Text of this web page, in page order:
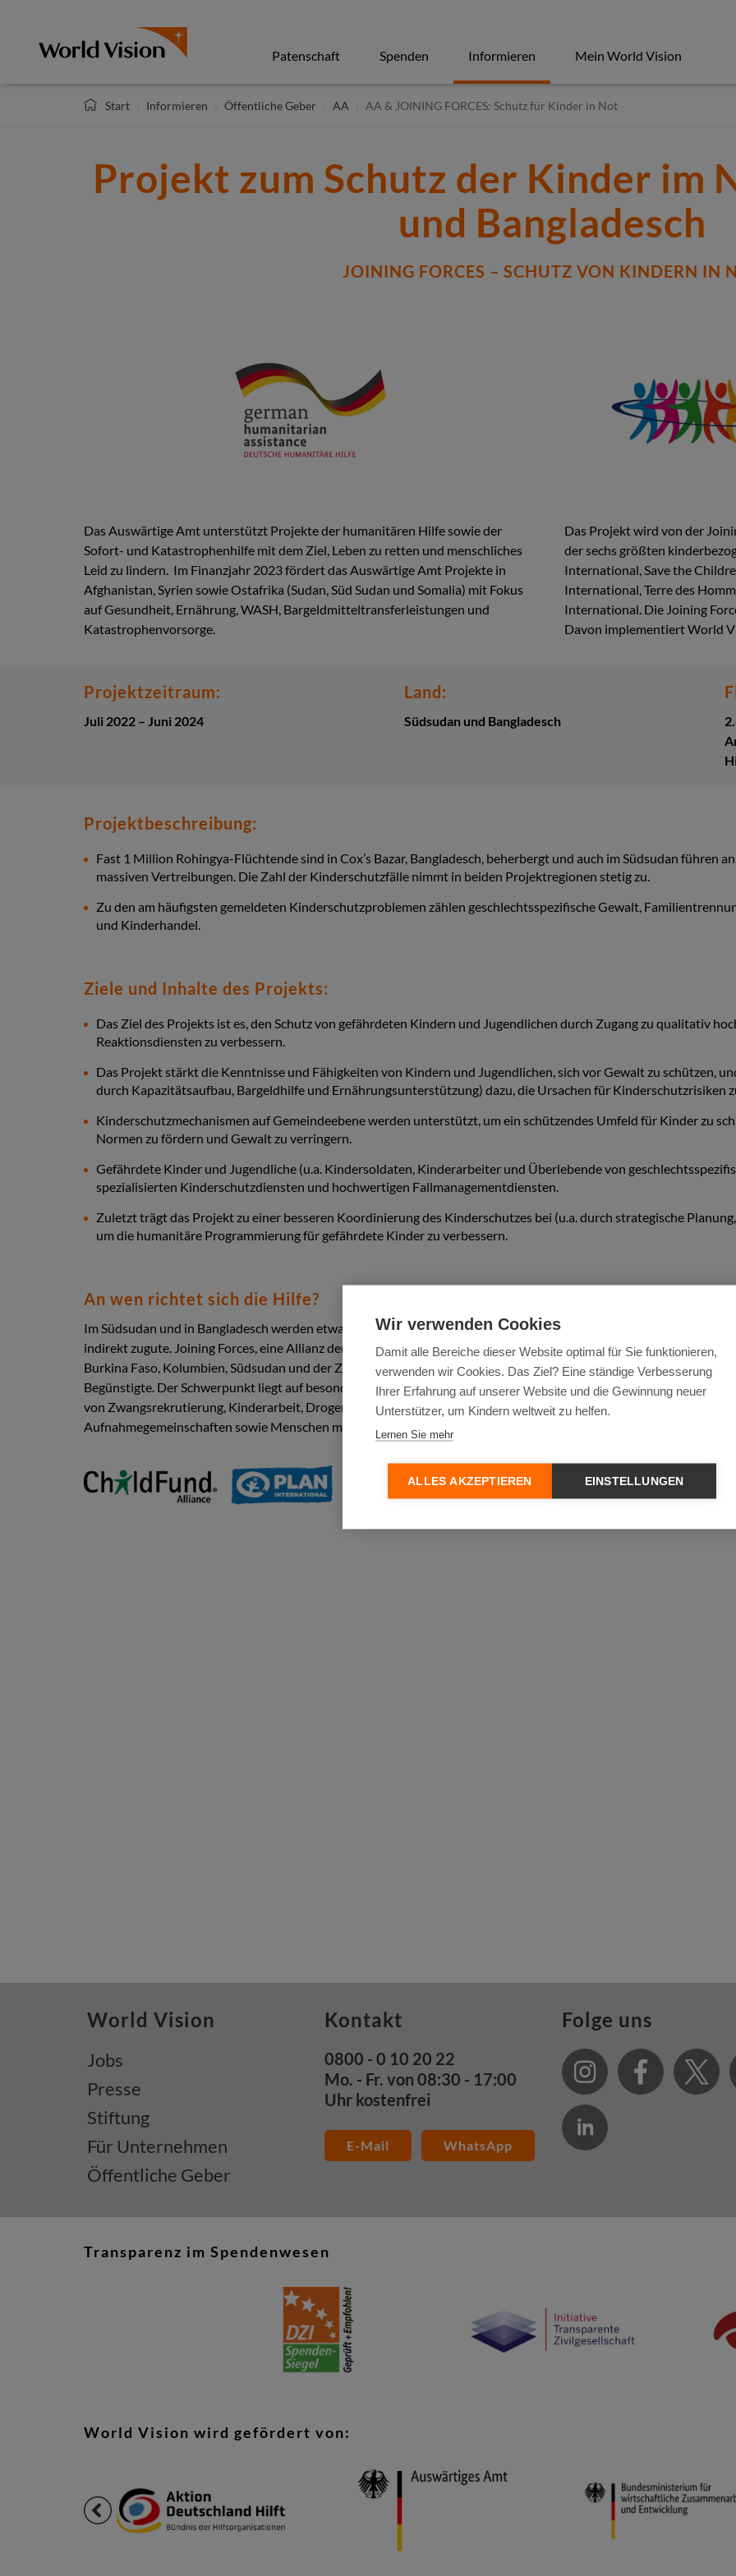
Patenschaft Spenden Informieren Mein World Vision
Start Informieren Öffentliche Geber AA AA & JOINING FORCES: Schutz für Kinder in Not
Projekt zum Schutz der Kinder im
und Bangladesch
JOINING FORCES – SCHUTZ VON KINDERN IN
Das Auswärtige Amt unterstützt Projekte der humanitären Hilfe sowie der
Sofort- und Katastrophenhilfe mit dem Ziel, Leben zu retten und menschliches
Leid zu lindern. Im Finanzjahr 2023 fördert das Auswärtige Amt Projekte in
Afghanistan, Syrien sowie Ostafrika (Sudan, Süd Sudan und Somalia) mit Fokus
auf Gesundheit, Ernährung, WASH, Bargeldmitteltransferleistungen und
Katastrophenvorsorge.
Das Projekt wird von der
der sechs größten
International, Save the
International, Terre des
International. Die Joining
Davon implementiert World
Projektzeitraum:
Juli 2022 – Juni 2024
Land:
Südsudan und Bangladesch
Projektbeschreibung:
Fast 1 Million Rohingya-Flüchtende sind in Cox’s Bazar, Bangladesch, beherbergt und auch im Südsudan führen
massiven Vertreibungen. Die Zahl der Kinderschutzfälle nimmt in beiden Projektregionen stetig zu.
Zu den am häufigsten gemeldeten Kinderschutzproblemen zählen geschlechtsspezifische Gewalt,
und Kinderhandel.
Ziele und Inhalte des Projekts:
Das Ziel des Projekts ist es, den Schutz von gefährdeten Kindern und Jugendlichen durch Zugang zu qualitativ
Reaktionsdiensten zu verbessern.
Das Projekt stärkt die Kenntnisse und Fähigkeiten von Kindern und Jugendlichen, sich vor Gewalt zu schützen,
durch Kapazitätsaufbau, Bargeldhilfe und Ernährungsunterstützung) dazu, die Ursachen für Kinderschutzrisiken
Kinderschutzmechanismen auf Gemeindeebene werden unterstützt, um ein schützendes Umfeld für Kinder zu
Normen zu fördern und Gewalt zu verringern.
Gefährdete Kinder und Jugendliche (u.a. Kindersoldaten, Kinderarbeiter und Überlebende von
spezialisierten Kinderschutzdiensten und hochwertigen Fallmanagementdiensten.
Zuletzt trägt das Projekt zu einer besseren Koordinierung des Kinderschutzes bei (u.a. durch strategische
um die humanitäre Programmierung für gefährdete Kinder zu verbessern.
An wen richtet sich die Hilfe?
Im Südsudan und in Bangladesch werden etwa 90.204 Begünstigte direkt von dem Projekt profitieren. Zudem
indirekt zugute. Joining Forces, eine Allianz der sechs größten Kinderschutzorganisationen der Welt, setzt das
Burkina Faso, Kolumbien, Südsudan und der Zentralafrikanischen Republik) um und erreicht somit insgesamt
Begünstigte. Der Schwerpunkt liegt auf besonders gefährdeten Gruppen, darunter unbegleitete und von ihren
von Zwangsrekrutierung, Kinderarbeit, Drogenhandel oder geschlechtsspezifischer Gewalt betroffen sind,
Aufnahmegemeinschaften sowie Menschen mit Behinderungen.
World Vision
Jobs
Presse
Stiftung
Für Unternehmen
Öffentliche Geber
Kontakt
0800 - 0 10 20 22
Mo. - Fr. von 08:30 - 17:00
Uhr kostenfrei
E-Mail WhatsApp
Folge uns
Transparenz im Spendenwesen
World Vision wird gefördert von:
Wir verwenden Cookies
Damit alle Bereiche dieser Website optimal für Sie funktionieren,
verwenden wir Cookies. Das Ziel? Eine ständige Verbesserung
Ihrer Erfahrung auf unserer Website und die Gewinnung neuer
Unterstützer, um Kindern weltweit zu helfen.
Lernen Sie mehr
ALLES AKZEPTIEREN EINSTELLUNGEN